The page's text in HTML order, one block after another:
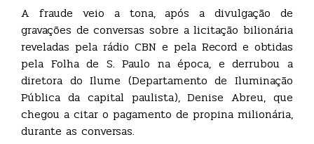
A fraude veio a tona, após a divulgação de
gravações de conversas sobre a licitação bilionária
reveladas pela rádio CBN e pela Record e obtidas
pela Folha de S. Paulo na época, e derrubou a
diretora do Ilume (Departamento de Iluminação
Pública da capital paulista), Denise Abreu, que
chegou a citar o pagamento de propina milionária,
durante as conversas.